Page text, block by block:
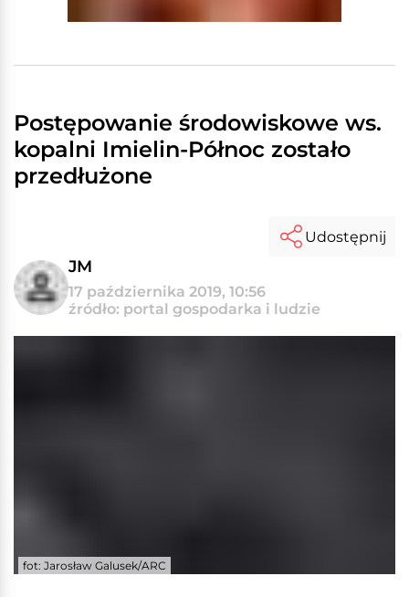
Postępowanie środowiskowe ws.
kopalni Imielin-Północ zostało
przedłużone
JM
17 października 2019, 10:56
źródło: portal gospodarka i ludzie
Udostępnij
fot: Jarosław Galusek/ARC